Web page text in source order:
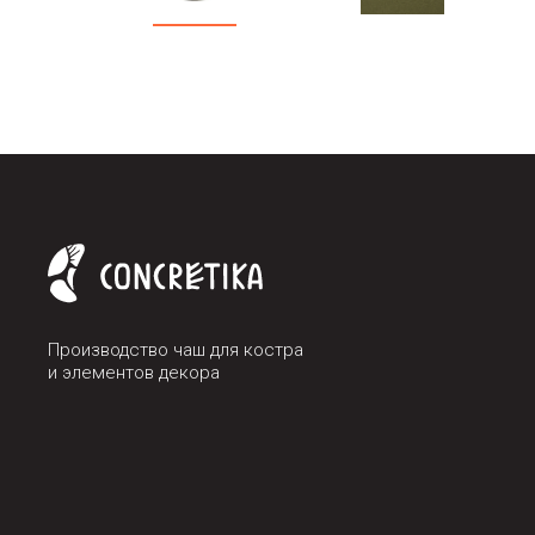
Производство чаш для костра
и элементов декора